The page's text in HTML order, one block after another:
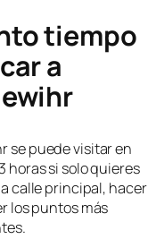
tiempo
a
se puede visitar en
horas si solo quieres
calle principal, hacer
los puntos más